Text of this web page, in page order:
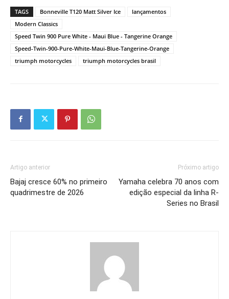
TAGS Bonneville T120 Matt Silver Ice
lançamentos
Modern Classics
Speed Twin 900 Pure White - Maui Blue - Tangerine Orange
Speed-Twin-900-Pure-White-Maui-Blue-Tangerine-Orange
triumph motorcycles
triumph motorcycles brasil
Artigo anterior
Bajaj cresce 60% no primeiro
quadrimestre de 2026
Próximo artigo
Yamaha celebra 70 anos com
edição especial da linha R-
Series no Brasil